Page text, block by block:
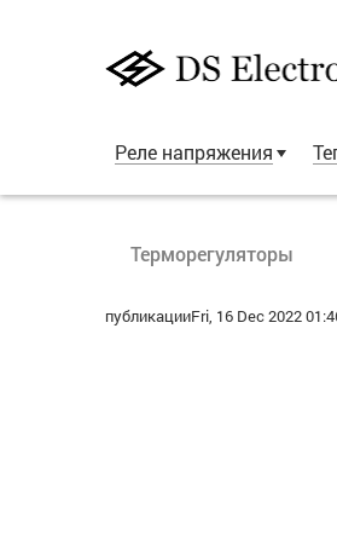
Реле напряжения
Терморегуляторы
публикацииFri, 16 Dec 2022